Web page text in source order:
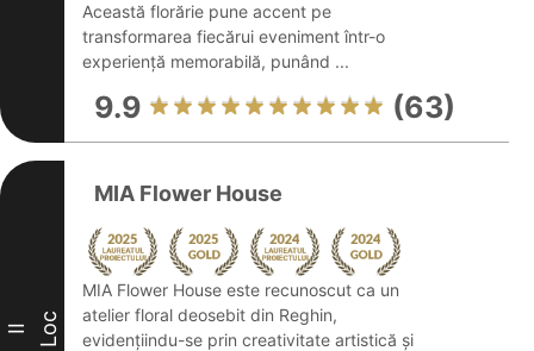
Această florărie pune accent pe
transformarea fiecărui eveniment într-o
experiență memorabilă, punând ...
9.9 (63)
II Loc
MIA Flower House
MIA Flower House este recunoscut ca un
atelier floral deosebit din Reghin,
evidențiindu-se prin creativitate artistică și